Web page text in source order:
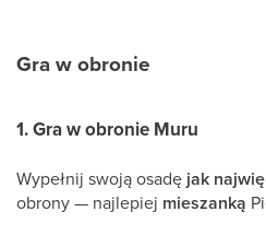
Gra w obronie
1.Gra w obronie Muru
Wypełnij swoją osadę jak
obrony — najlepiej mieszanką